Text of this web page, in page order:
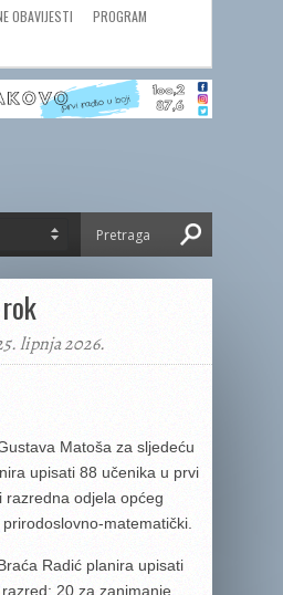
OBAVIJESTI
PROGRAM
lipnja 2026.
Matoša za sljedeću
upisati 88 učenika u prvi
razredna odjela općeg
matematički.
Radić planira upisati
20 za zanimanje